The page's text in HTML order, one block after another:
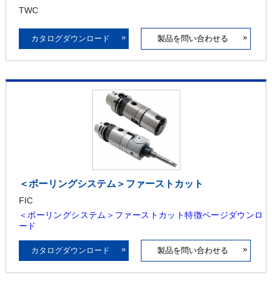
TWC
カタログダウンロード » 製品を問い合わせる »
＜ボーリングシステム＞ファーストカット
FIC
＜ボーリングシステム＞ファーストカット特徴ページダウンロ
ード
カタログダウンロード » 製品を問い合わせる »